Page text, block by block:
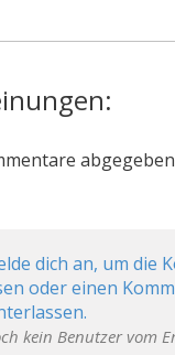
dich an, um die
oder einen
kein Benutzer vom